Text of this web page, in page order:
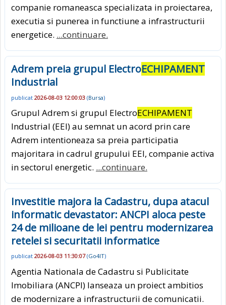
companie romaneasca specializata in proiectarea,
executia si punerea in functiune a infrastructurii
energetice. ...continuare.
Adrem preia grupul ElectroECHIPAMENT
Industrial
publicat 2026-08-03 12:00:03 (Bursa)
Grupul Adrem si grupul ElectroECHIPAMENT
Industrial (EEI) au semnat un acord prin care
Adrem intentioneaza sa preia participatia
majoritara in cadrul grupului EEI, companie activa
in sectorul energetic. ...continuare.
Investitie majora la Cadastru, dupa atacul
informatic devastator: ANCPI aloca peste
24 de milioane de lei pentru modernizarea
retelei si securitatii informatice
publicat 2026-08-03 11:30:07(Go4IT)
Agentia Nationala de Cadastru si Publicitate
Imobiliara (ANCPI) lanseaza un proiect ambitios
de modernizare a infrastructurii de comunicatii.